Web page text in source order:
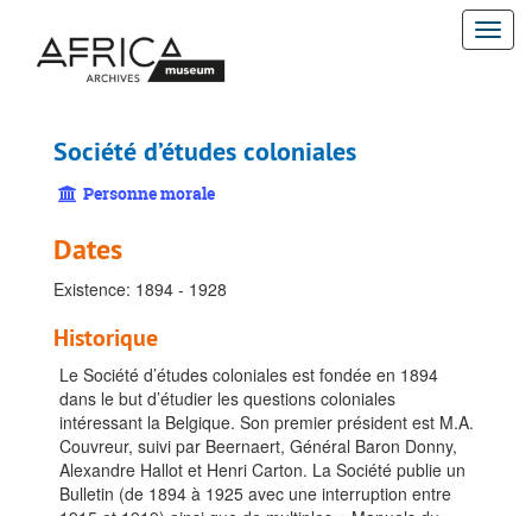
contenu
Société d’études coloniales
Personne morale
Dates
Existence: 1894 - 1928
Historique
Le Société d’études coloniales est fondée en 1894
dans le but d’étudier les questions coloniales
intéressant la Belgique. Son premier président est M.A.
Couvreur, suivi par Beernaert, Général Baron Donny,
Alexandre Hallot et Henri Carton. La Société publie un
Bulletin (de 1894 à 1925 avec une interruption entre